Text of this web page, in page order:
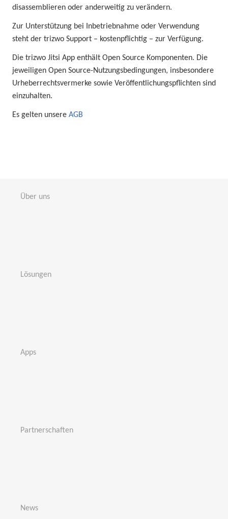
disassemblieren oder anderweitig zu verändern.
Zur Unterstützung bei Inbetriebnahme oder Verwendung
steht der trizwo Support – kostenpflichtig – zur Verfügung.
Die trizwo Jitsi App enthält Open Source Komponenten. Die
jeweiligen Open Source-Nutzungsbedingungen, insbesondere
Urheberrechtsvermerke sowie Veröffentlichungspflichten sind
einzuhalten.
Es gelten unsere AGB
Über uns
Lösungen
Apps
Partnerschaften
News